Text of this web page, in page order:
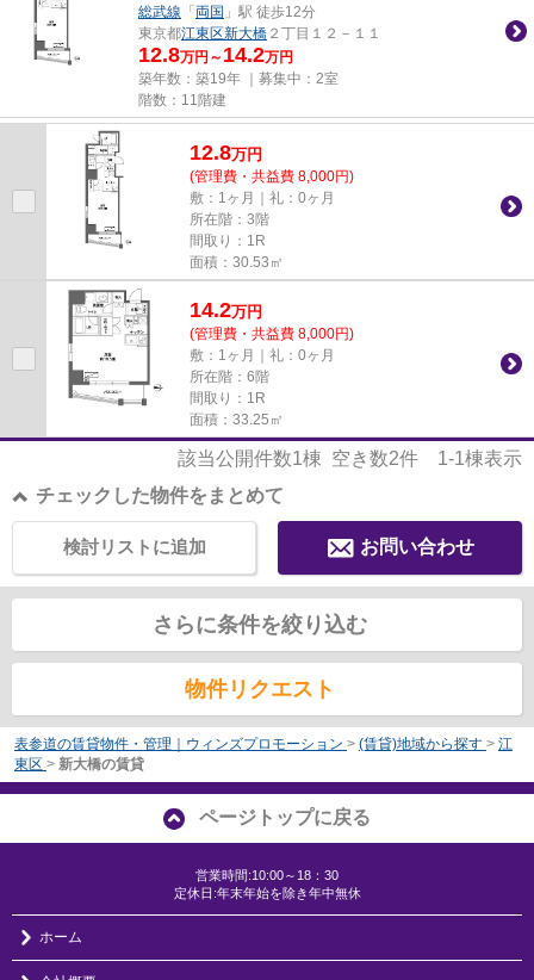
総武線 「 両国 」駅 徒歩12分
東京都江東区新大橋 ２丁目１２－１１
12.8万円～ 14.2万円
築年数：築19年 ｜募集中： 2室
階数：11階建
12.8万円
(管理費・共益費 8,000円)
敷：1ヶ月｜礼：0ヶ月
所在階：3階
間取り：1R
面積：30.53㎡
14.2万円
(管理費・共益費 8,000円)
敷：1ヶ月｜礼：0ヶ月
所在階：6階
間取り：1R
面積：33.25㎡
該当公開件数1棟 空き数2件 1-1棟表示
チェックした物件をまとめて
お問い合わせ
検討リストに追加
さらに条件を絞り込む
物件リクエスト
表参道の賃貸物件・管理｜ウィンズプロモーション > (賃貸)地域から探す > 江
東区 > 新大橋の賃貸
ページトップに戻る
営業時間:10:00～18：30
定休日:年末年始を除き年中無休
ホーム